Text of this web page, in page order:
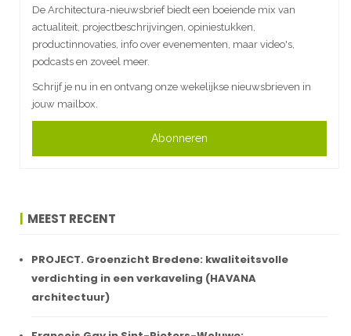
De Architectura-nieuwsbrief biedt een boeiende mix van
actualiteit, projectbeschrijvingen, opiniestukken,
productinnovaties, info over evenementen, maar video's,
podcasts en zoveel meer.
Schrijf je nu in en ontvang onze wekelijkse nieuwsbrieven in
jouw mailbox.
Abonneren
MEEST RECENT
PROJECT. Groenzicht Bredene: kwaliteitsvolle
verdichting in een verkaveling (HAVANA
architectuur)